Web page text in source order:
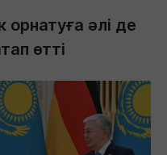
орнатуға әлі де
өтті